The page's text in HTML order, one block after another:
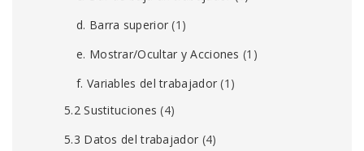
d. Barra superior (1)
e. Mostrar/Ocultar y Acciones (1)
f. Variables del trabajador (1)
5.2 Sustituciones (4)
5.3 Datos del trabajador (4)